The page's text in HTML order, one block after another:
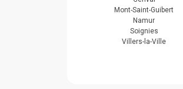
Mont-Saint-Guibert
Namur
Soignies
Villers-la-Ville